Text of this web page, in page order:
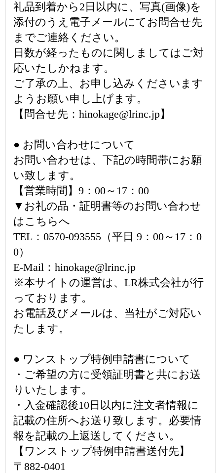
礼品到着から2日以内に、写真(画像)を
添付のうえ電子メールにてお問合せ先
までご連絡ください。
日数が経ったものに関しましてはご対
応いたしかねます。
ご了承の上、お申し込みくださいます
ようお願い申し上げます。
【問合せ先：hinokage@lrinc.jp】
● お問い合わせについて
お問い合わせは、下記の時間帯にお願
い致します。
【営業時間】9：00～17：00
▼お礼の品・証明書等のお問い合わせ
はこちらへ
TEL：0570-093555（平日 9：00～17：0
0）
E-Mail：hinokage@lrinc.jp
※本サイトの運営は、LR株式会社が行
っております。
お電話及びメールは、当社がご対応い
たします。
● ワンストップ特例申請書について
・ご希望の方に受領証明書と共にお送
りいたします。
・入金確認後10日以内に注文者情報に
記載の住所へお送り致します。必要情
報を記載の上返送してください。
【ワンストップ特例申請書送付先】
〒882-0401